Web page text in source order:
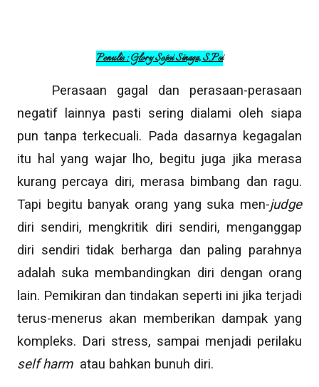
Penulis : Glory Sepsi Sinaga, S.Psi
Perasaan gagal dan perasaan-perasaan
negatif lainnya pasti sering dialami oleh siapa
pun tanpa terkecuali. Pada dasarnya kegagalan
itu hal yang wajar lho, begitu juga jika merasa
kurang percaya diri, merasa bimbang dan ragu.
Tapi begitu banyak orang yang suka men-judge
diri sendiri, mengkritik diri sendiri, menganggap
diri sendiri tidak berharga dan paling parahnya
adalah suka membandingkan diri dengan orang
lain. Pemikiran dan tindakan seperti ini jika terjadi
terus-menerus akan memberikan dampak yang
kompleks. Dari stress, sampai menjadi perilaku
self harm atau bahkan bunuh diri.